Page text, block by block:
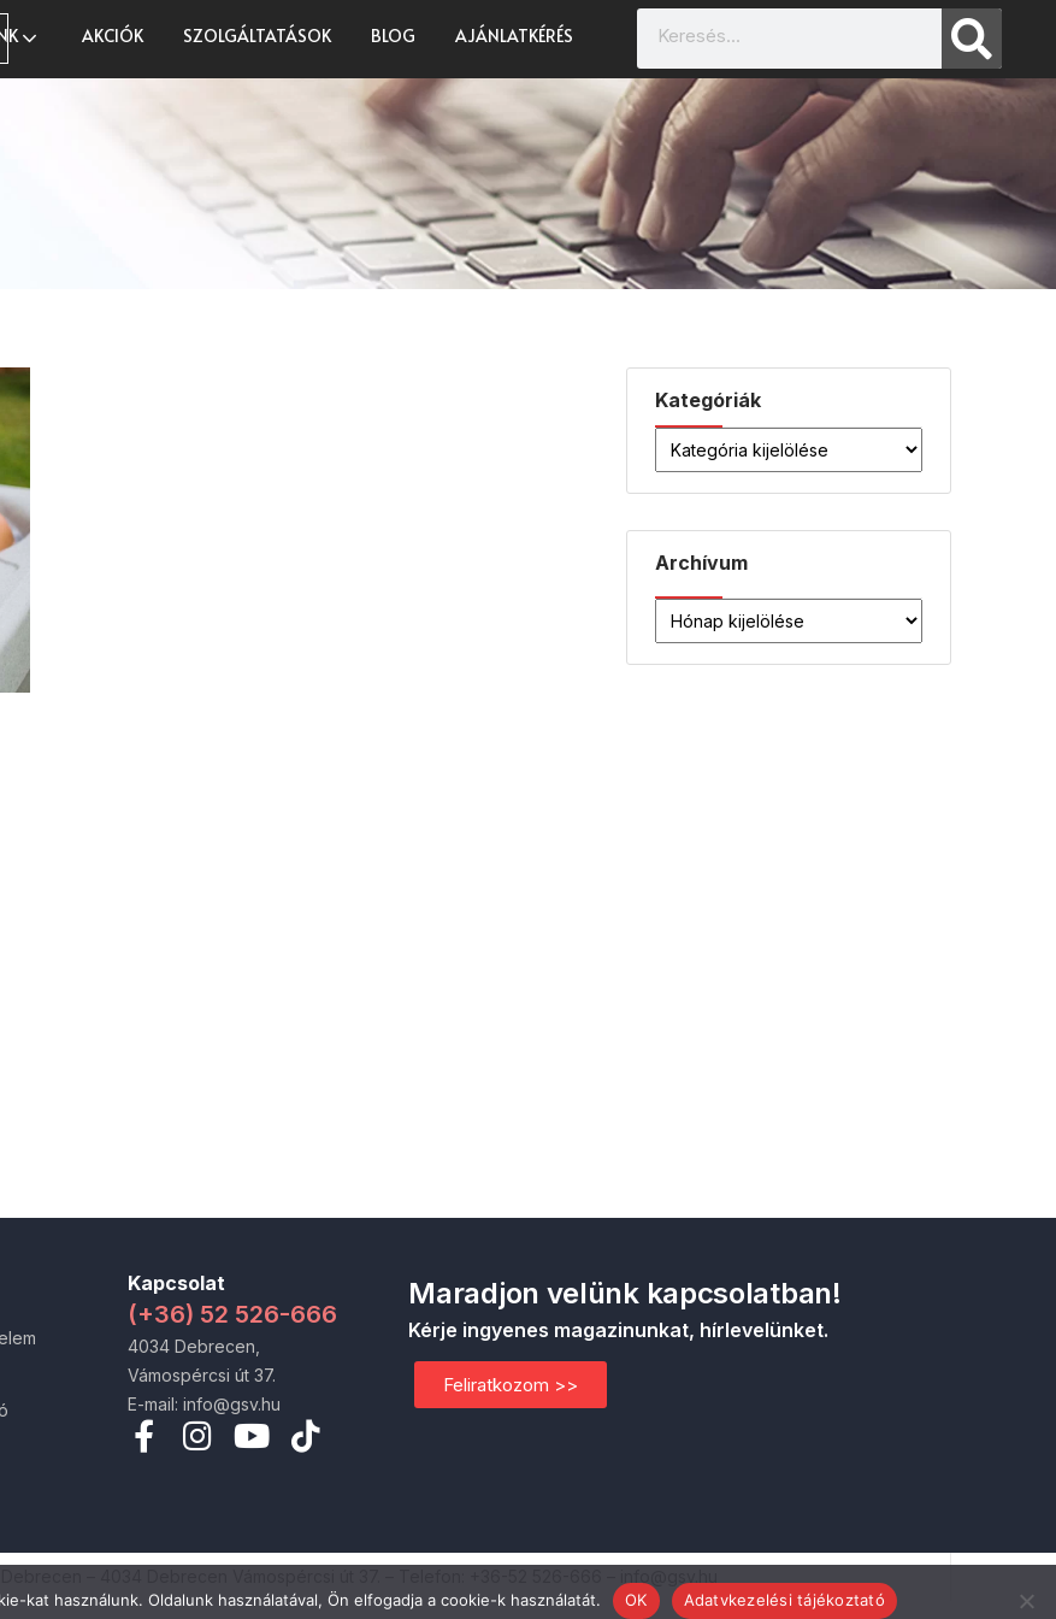
AKCIÓK SZOLGÁLTATÁSOK BLOG AJÁNLATKÉRÉS
Kategóriák
Archívum
Kapcsolat
(+36) 52 526-666
4034 Debrecen,
Vámospércsi út 37.
E-mail: info@gsv.hu
Maradjon velünk kapcsolatban!
Kérje ingyenes magazinunkat, hírlevelünket.
Feliratkozom >>
kat használunk. Oldalunk használatával, Ön elfogadja a cookie-k használatát. OK Adatvkezelési tájékoztató